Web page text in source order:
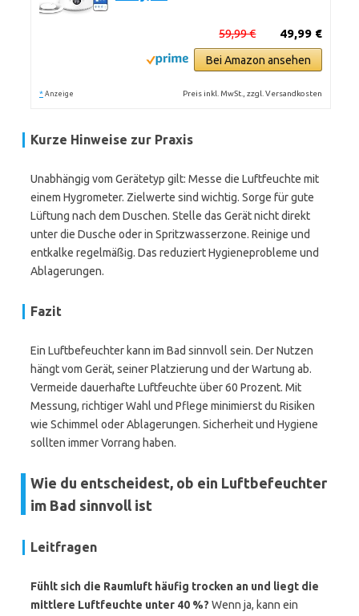
49,99 €
59,99 €
Bei Amazon ansehen
* Anzeige Preis inkl. MwSt., zzgl. Versandkosten
Kurze Hinweise zur Praxis
Unabhängig vom Gerätetyp gilt: Messe die Luftfeuchte mit
einem Hygrometer. Zielwerte sind wichtig. Sorge für gute
Lüftung nach dem Duschen. Stelle das Gerät nicht direkt
unter die Dusche oder in Spritzwasserzone. Reinige und
entkalke regelmäßig. Das reduziert Hygieneprobleme und
Ablagerungen.
Fazit
Ein Luftbefeuchter kann im Bad sinnvoll sein. Der Nutzen
hängt vom Gerät, seiner Platzierung und der Wartung ab.
Vermeide dauerhafte Luftfeuchte über 60 Prozent. Mit
Messung, richtiger Wahl und Pflege minimierst du Risiken
wie Schimmel oder Ablagerungen. Sicherheit und Hygiene
sollten immer Vorrang haben.
Wie du entscheidest, ob ein Luftbefeuchter
im Bad sinnvoll ist
Leitfragen
Fühlt sich die Raumluft häufig trocken an und liegt die
mittlere Luftfeuchte unter 40 %? Wenn ja, kann ein